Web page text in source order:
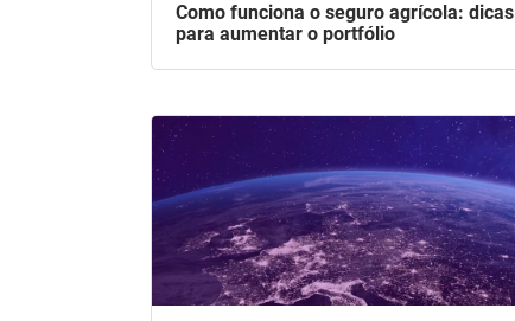
Como funciona o seguro agrícola: dicas
para aumentar o portfólio